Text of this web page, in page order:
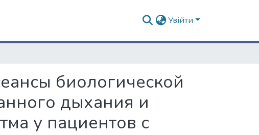
Увійти
биологической
дыхания и
у пациентов с